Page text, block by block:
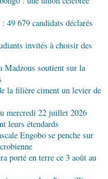
Ngolo et
collaboration
pour le
forestiers
se poursuit
49 679 candidats déclarés
invités à choisir des
Madzous soutient sur la
la filière ciment un levier de
mercredi 22 juillet 2026
leurs étendards
Engobo se penche sur
porté en terre ce 3 août au